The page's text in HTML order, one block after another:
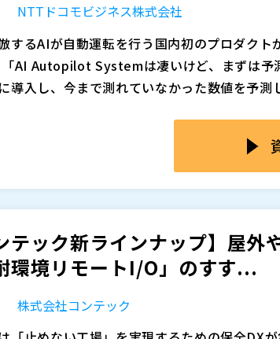
速・大容量・高精度な同期制御通信を実現す
産業用PCに増設するスタンドアロン型制御
刻同期機能により、装置間の同期精度±1µs以
処理の一部をカード内の専用プロセッサに任
よりタクト短縮や応答安定化に課題を感じ
ットワークを活用した高速・大容量制御通信
の制御システムでCPU負荷の増加を回避しな
方 ・保守性や拡張性を重視し、システム更
ース活用研究所（）
）
、講演企業は将来的に追加、削除される可能
NTTドコモビジネス株式会社
するAIが自動運転を行う国内初のプロダクト
AI Autopilot Systemは凄いけど、まずは予
導入し、今まで測れていなかった数値を予測
化に対応できず、すぐにメンテナンスが必要
タの補間をしたい、計測までの時間を短く
減らしたい、ハードウェアセンサーのバック
のニーズは実に多岐にわたります。
たらす価値やニーズ、さらに適用箇所の探し
Systemとの導入方法の違いや、AI
テック新ラインナップ】屋外
環境リモートI/O」のすす...
株式会社コンテック